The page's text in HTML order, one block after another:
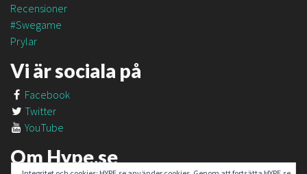
Recensioner
#Swegame
Prylar
Vi är sociala på
Facebook
Twitter
YouTube
Om Hype.se